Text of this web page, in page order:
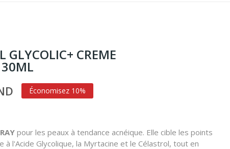
GLYCOLIC+ CREME
30ML
Économisez 10%
pour les peaux à tendance acnéique. Elle cible les points
l'Acide Glycolique, la Myrtacine et le Célastrol, tout en